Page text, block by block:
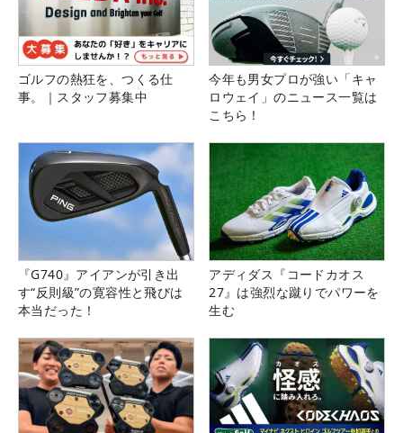
ゴルフの熱狂を、つくる仕
事。｜スタッフ募集中
今年も男女プロが強い「キャ
ロウェイ」のニュース一覧は
こちら！
『G740』アイアンが引き出
す“反則級”の寛容性と飛びは
本当だった！
アディダス『コードカオス
27』は強烈な蹴りでパワーを
生む